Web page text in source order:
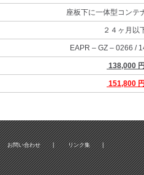
座板下に一体型コンテ
２４ヶ月以
EAPR – GZ – 0266 /
138,000 円
151,800 円
お問い合わせ | リンク集 |